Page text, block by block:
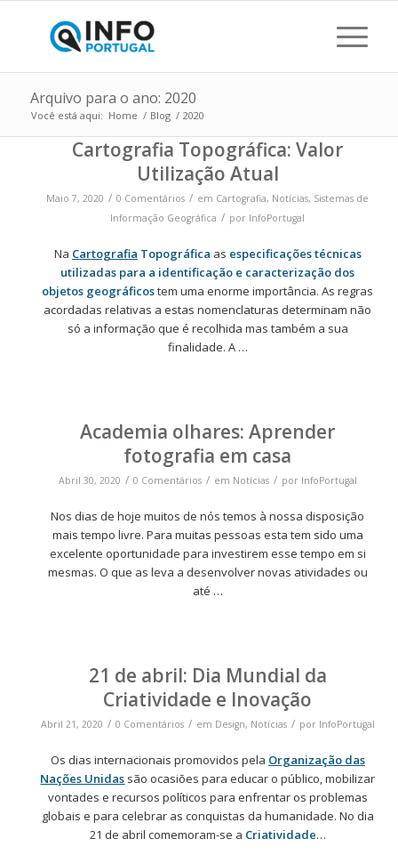
Arquivo para o ano: 2020
Você está aqui: Home / Blog / 2020
Cartografia Topográfica: Valor
Utilização Atual
Maio 7, 2020 / 0 Comentários / em Cartografia, Notícias, Sistemas de
Informação Geográfica / por InfoPortugal
Na Cartografia Topográfica as especificações técnicas
utilizadas para a identificação e caracterização dos
objetos geográficostem uma enorme importância. As regras
acordadas relativas a estas nomenclaturas determinam não
só a informação que é recolhida mas também a sua
finalidade. A …
Academia olhares: Aprender
fotografia em casa
Abril 30, 2020 / 0 Comentários / em Notícias / por InfoPortugal
Nos dias de hoje muitos de nós temos à nossa disposição
mais tempo livre. Para muitas pessoas esta tem sido uma
excelente oportunidade para investirem esse tempo em si
mesmas. O que as leva a desenvolver novas atividades ou
até …
21 de abril: Dia Mundial da
Criatividade e Inovação
Abril 21, 2020 / 0 Comentários / em Design, Notícias / por InfoPortugal
Os dias internacionais promovidos pela Organização das
Nações Unidas são ocasiões para educar o público, mobilizar
vontades e recursos políticos para enfrentar os problemas
globais e para celebrar as conquistas da humanidade. No dia
21 de abril comemoram-se a Criatividade…